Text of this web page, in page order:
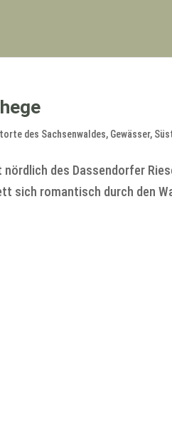
des Sachsenwaldes, Gewässer,
des Dassendorfer
sich romantisch durch den